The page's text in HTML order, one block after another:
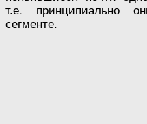
т.е. принципиально
сегменте.